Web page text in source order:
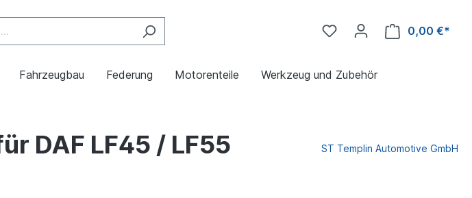
0,00 €*
Fahrzeugbau Federung Motorenteile Werkzeug und Zubehör
DAF LF45 / LF55 ST Templin Automotive GmbH